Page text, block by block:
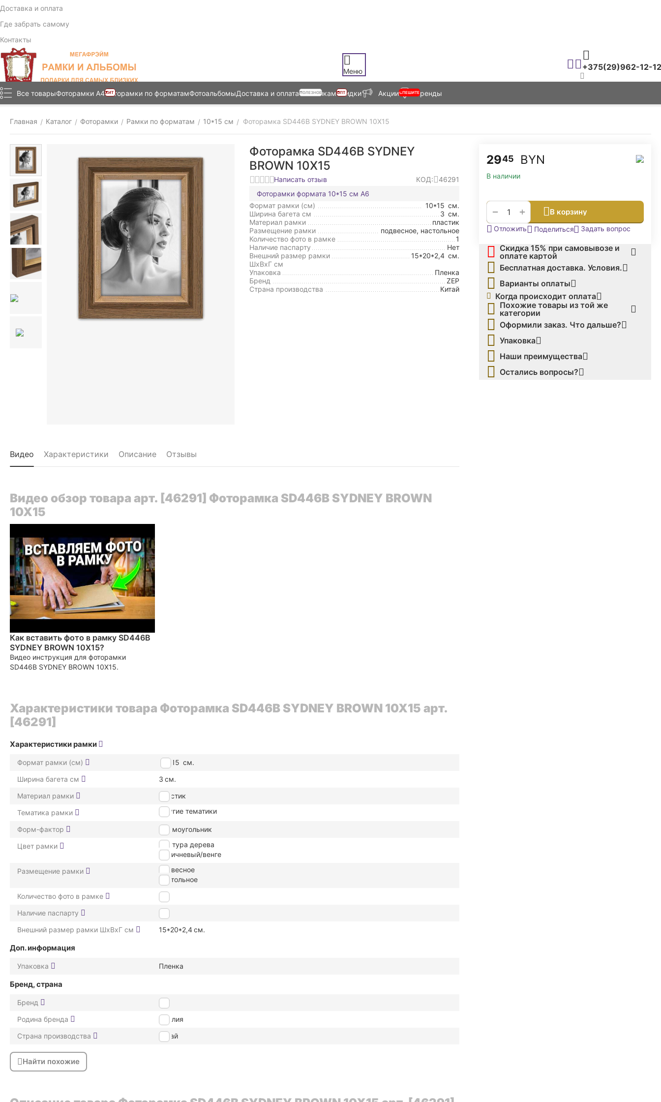
Доставка и оплата
Где забрать самому
Контакты
Меню +375(29)962-12-12
Все товарыФоторамки А4ХИТ
Фоторамки по форматамФотоальбомыДоставка и оплата ПОЛЕЗНОЕ
Оптовикам ОПТ
Скидки АкцииСПЕШИТЕБренды
Главная / Каталог / Фоторамки / Рамки по форматам / 10*15 см / Фоторамка SD446B SYDNEY BROWN 10X15
Фоторамка SD446B SYDNEY
BROWN 10X15
Написать отзыв КОД:
46291
Фоторамки формата 10*15 см А6
Формат рамки (см)
10*15 см.
Ширина багета см
3 см.
Материал рамки
пластик
Размещение рамки
подвесное, настольное
Количество фото в рамке
1
Наличие паспарту
Нет
Внешний размер рамки
ШxВxГ см
15*20*2,4 см.
Упаковка
Пленка
Бренд
ZEP
Страна производства
Китай
2945 BYN
В наличии
+
− В корзину
Отложить Поделиться Задать вопрос
Скидка 15% при самовывозе и
оплате картой
Бесплатная доставка. Условия.
Варианты оплаты
Когда происходит оплата
Похожие товары из той же
категории
Оформили заказ. Что дальше?
Упаковка
Наши преимущества
Остались вопросы?
Видео Характеристики Описание Отзывы
Видео обзор товара арт. [46291] Фоторамка SD446B SYDNEY BROWN
10X15
Как вставить фото в рамку SD446B
SYDNEY BROWN 10X15?
Видео инструкция для фоторамки
SD446B SYDNEY BROWN 10X15.
Характеристики товара Фоторамка SD446B SYDNEY BROWN 10X15 арт.
[46291]
Характеристики рамки
Формат рамки (см) 10*15 см.
Ширина багета см
3 см.
Материал рамки
пластик
Тематика рамки
Другие тематики
Форм-фактор
Прямоугольник
Цвет рамки
Фактура дерева
Коричневый/венге
Размещение рамки
подвесное
настольное
Количество фото в рамке
1
Наличие паспарту
Нет
Внешний размер рамки ШxВxГ см
15*20*2,4см.
Доп. информация
Упаковка Пленка
Бренд, страна
Бренд
ZEP
Родина бренда
Италия
Страна производства
Китай
Найти похожие